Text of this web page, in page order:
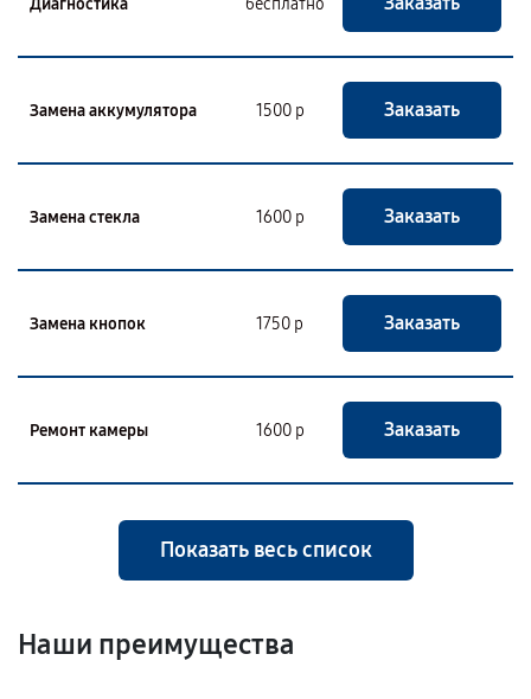
Замена аккумулятора 1500 р Заказать
Замена стекла 1600 р Заказать
Замена кнопок 1750 р Заказать
Ремонт камеры 1600 р Заказать
Показать весь список
Наши преимущества